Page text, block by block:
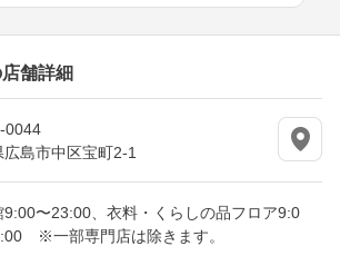
舗詳細
0044
広島市中区宝町2-1
9:00〜23:00、衣料・くらしの品フロア9:0
※一部専門店は除きます。